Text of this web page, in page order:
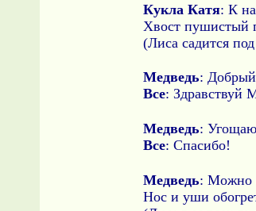
Кукла Катя: К
Хвост пушистый
(Лиса садится
Медведь:
Все: Здравствуй
Медведь:
Все: Спасибо!
Медведь: Можно
Нос и уши